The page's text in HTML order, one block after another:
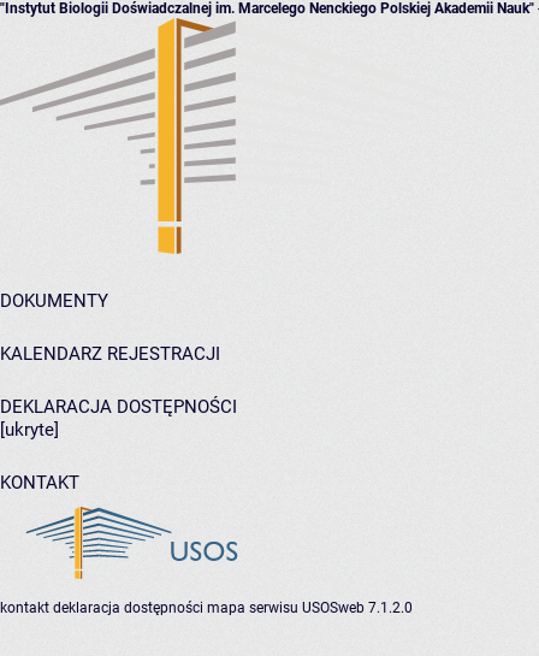
"Instytut Biologii Doświadczalnej im. Marcelego Nenckiego Polskiej Akademii Nauk"
DOKUMENTY
KALENDARZ REJESTRACJI
DEKLARACJA DOSTĘPNOŚCI
[ukryte]
KONTAKT
kontakt deklaracja dostępności mapa serwisu USOSweb 7.1.2.0